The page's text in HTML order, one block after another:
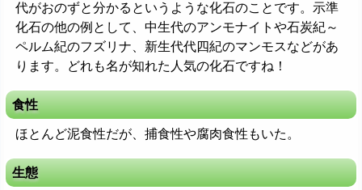
代がおのずと分かるというような化石のことです。示準
化石の他の例として、中生代のアンモナイトや石炭紀～
ペルム紀のフズリナ、新生代代四紀のマンモスなどがあ
ります。どれも名が知れた人気の化石ですね！
食性
ほとんど泥食性だが、捕食性や腐肉食性もいた。
生態